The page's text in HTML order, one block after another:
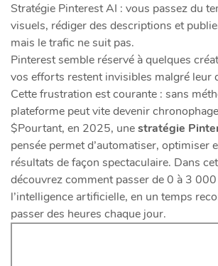
Stratégie Pinterest AI : vous passez du
visuels, rédiger des descriptions et
mais le trafic ne suit pas.
Pinterest semble réservé à quelques
vos efforts restent invisibles malgré leur
Cette frustration est courante : sans
plateforme peut vite devenir
$Pourtant, en 2025, unestratégie
pensée permet d’automatiser, optimiser
résultats de façon spectaculaire. Dans
découvrez comment passer de 0 à 3
l’intelligence artificielle, en un temps
passer des heures chaque jour.